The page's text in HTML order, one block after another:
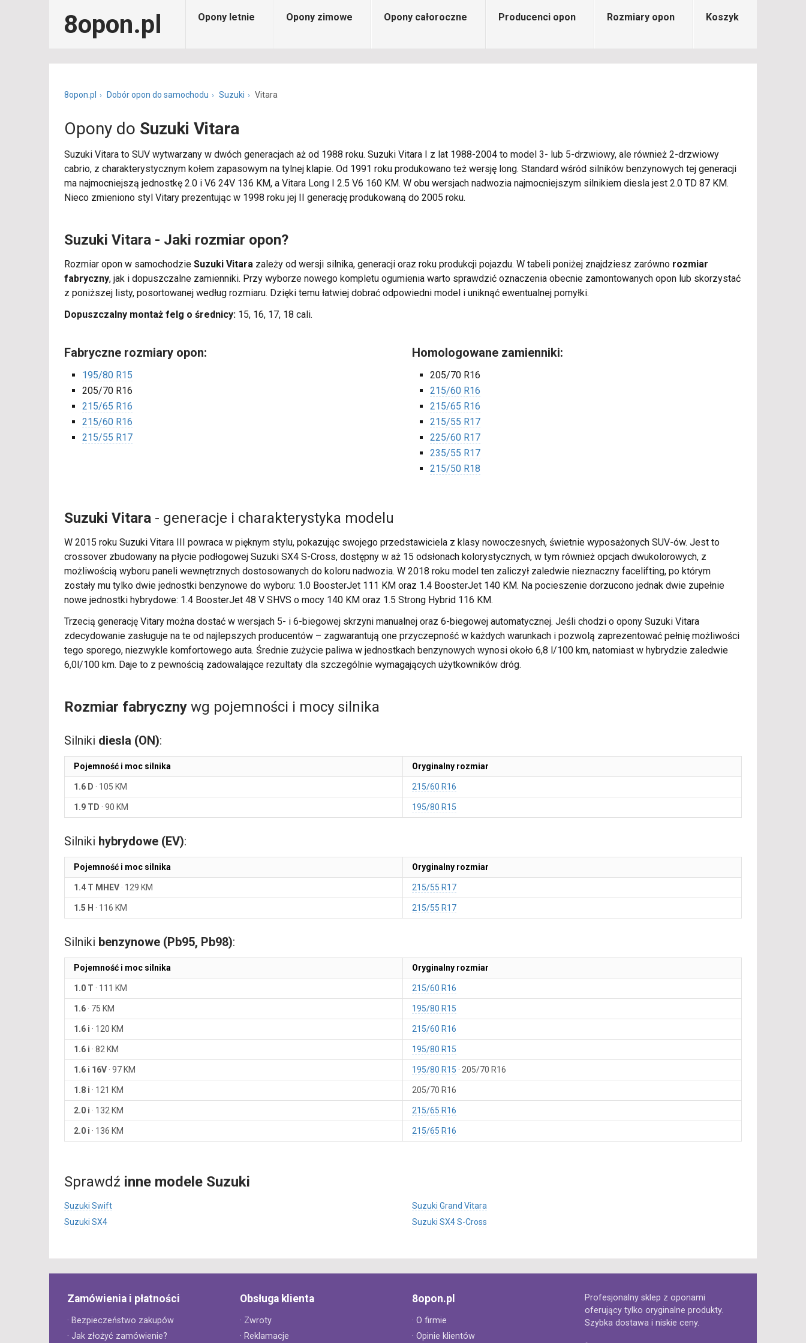
8opon.pl Opony letnie Opony zimowe Opony całoroczne Producenci opon Rozmiary opon Koszyk
8opon.pl Dobór opon do samochodu Suzuki Vitara
Opony do Suzuki Vitara
Suzuki Vitara to SUV wytwarzany w dwóch generacjach aż od 1988 roku. Suzuki Vitara I z lat 1988-2004 to model 3- lub 5-drzwiowy, ale również 2-drzwiowy
cabrio, z charakterystycznym kołem zapasowym na tylnej klapie. Od 1991 roku produkowano też wersję long. Standard wśród silników benzynowych tej generacji
ma najmocniejszą jednostkę 2.0 i V6 24V 136 KM, a Vitara Long I 2.5 V6 160 KM. W obu wersjach nadwozia najmocniejszym silnikiem diesla jest 2.0 TD 87 KM.
Nieco zmieniono styl Vitary prezentując w 1998 roku jej II generację produkowaną do 2005 roku.
Suzuki Vitara - Jaki rozmiar opon?
Rozmiar opon w samochodzie Suzuki Vitara zależy od wersji silnika, generacji oraz roku produkcji pojazdu. W tabeli poniżej znajdziesz zarówno rozmiar
fabryczny, jak i dopuszczalne zamienniki. Przy wyborze nowego kompletu ogumienia warto sprawdzić oznaczenia obecnie zamontowanych opon lub skorzystać
z poniższej listy, posortowanej według rozmiaru. Dzięki temu łatwiej dobrać odpowiedni model i uniknąć ewentualnej pomyłki.
Dopuszczalny montaż felg o średnicy: 15, 16, 17, 18 cali.
Fabryczne rozmiary opon:
195/80 R15
205/70 R16
215/65 R16
215/60 R16
215/55 R17
Homologowane zamienniki:
205/70 R16
215/60 R16
215/65 R16
215/55 R17
225/60 R17
235/55 R17
215/50 R18
Suzuki Vitara - generacje i charakterystyka modelu
W 2015 roku Suzuki Vitara III powraca w pięknym stylu, pokazując swojego przedstawiciela z klasy nowoczesnych, świetnie wyposażonych SUV-ów. Jest to
crossover zbudowany na płycie podłogowej Suzuki SX4 S-Cross, dostępny w aż 15 odsłonach kolorystycznych, w tym również opcjach dwukolorowych, z
możliwością wyboru paneli wewnętrznych dostosowanych do koloru nadwozia. W 2018 roku model ten zaliczył zaledwie nieznaczny facelifting, po którym
zostały mu tylko dwie jednostki benzynowe do wyboru: 1.0 BoosterJet 111 KM oraz 1.4 BoosterJet 140 KM. Na pocieszenie dorzucono jednak dwie zupełnie
nowe jednostki hybrydowe: 1.4 BoosterJet 48 V SHVS o mocy 140 KM oraz 1.5 Strong Hybrid 116 KM.
Trzecią generację Vitary można dostać w wersjach 5- i 6-biegowej skrzyni manualnej oraz 6-biegowej automatycznej. Jeśli chodzi o opony Suzuki Vitara
zdecydowanie zasługuje na te od najlepszych producentów – zagwarantują one przyczepność w każdych warunkach i pozwolą zaprezentować pełnię możliwości
tego sporego, niezwykle komfortowego auta. Średnie zużycie paliwa w jednostkach benzynowych wynosi około 6,8 l/100 km, natomiast w hybrydzie zaledwie
6,0l/100 km. Daje to z pewnością zadowalające rezultaty dla szczególnie wymagających użytkowników dróg.
Rozmiar fabryczny wg pojemności i mocy silnika
Silniki diesla (ON):
Pojemność i moc silnika Oryginalny rozmiar
1.6 D · 105 KM 215/60 R16
1.9 TD · 90 KM 195/80 R15
Silniki hybrydowe (EV):
Pojemność i moc silnika Oryginalny rozmiar
1.4 T MHEV · 129 KM 215/55 R17
1.5 H · 116 KM 215/55 R17
Silniki benzynowe (Pb95, Pb98):
Pojemność i moc silnika Oryginalny rozmiar
1.0 T · 111 KM 215/60 R16
1.6 · 75 KM 195/80 R15
1.6 i · 120 KM 215/60 R16
1.6 i · 82 KM 195/80 R15
1.6 i 16V · 97 KM 195/80 R15 205/70 R16
1.8 i · 121 KM 205/70 R16
2.0 i · 132 KM 215/65 R16
2.0 i · 136 KM 215/65 R16
Sprawdź inne modele Suzuki
Suzuki Swift
Suzuki Grand Vitara
Suzuki SX4
Suzuki SX4 S-Cross
Zamówienia i płatności
· Bezpieczeństwo zakupów
· Jak złożyć zamówienie?
Obsługa klienta
· Zwroty
· Reklamacje
8opon.pl
· O firmie
· Opinie klientów
Profesjonalny sklep z oponami
oferujący tylko oryginalne produkty.
Szybka dostawa i niskie ceny.